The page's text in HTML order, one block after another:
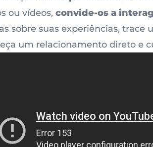
ou vídeos, convide-os a
sobre suas experiências, trace
um relacionamento direto e